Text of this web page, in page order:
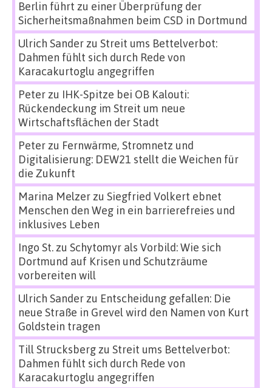
Berlin führt zu einer Überprüfung der
Sicherheitsmaßnahmen beim CSD in Dortmund
Ulrich Sanderzu Streit ums Bettelverbot:
Dahmen fühlt sich durch Rede von
Karacakurtoglu angegriffen
Peterzu IHK-Spitze bei OB Kalouti:
Rückendeckung im Streit um neue
Wirtschaftsflächen der Stadt
Peterzu Fernwärme, Stromnetz und
Digitalisierung: DEW21 stellt die Weichen für
die Zukunft
Marina Melzerzu Siegfried Volkert ebnet
Menschen den Weg in ein barrierefreies und
inklusives Leben
Ingo St.zu Schytomyr als Vorbild: Wie sich
Dortmund auf Krisen und Schutzräume
vorbereiten will
Ulrich Sanderzu Entscheidung gefallen: Die
neue Straße in Grevel wird den Namen von Kurt
Goldstein tragen
Till Strucksbergzu Streit ums Bettelverbot:
Dahmen fühlt sich durch Rede von
Karacakurtoglu angegriffen